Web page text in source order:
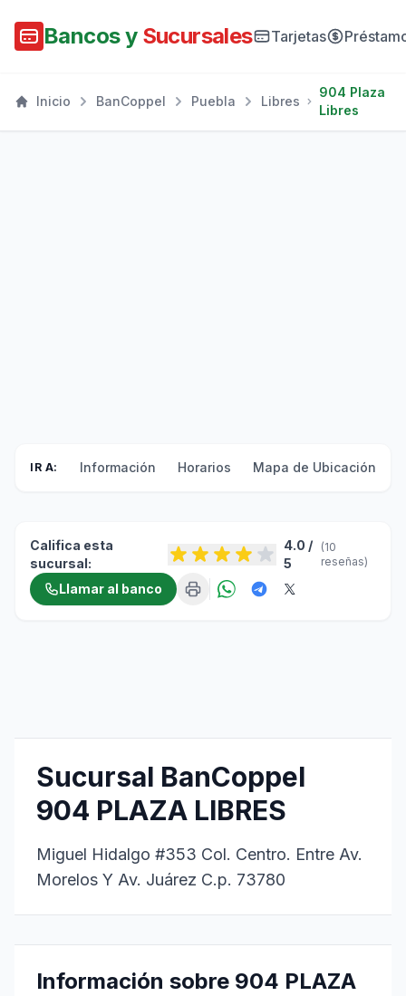
Bancos y Sucursales Tarjetas
Inicio BanCoppel Puebla Libres
904 Plaza
Libres
IR A: Información Horarios Mapa de Ubicación
Califica esta
sucursal:
4.0 /
5
(10
reseñas)
Llamar al banco
Sucursal BanCoppel
904 PLAZA LIBRES
Miguel Hidalgo #353 Col. Centro. Entre Av.
Morelos Y Av. Juárez C.p. 73780
Información sobre 904 PLAZA